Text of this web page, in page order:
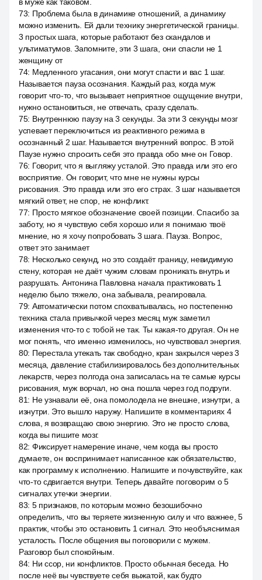
73: Проблема была в динамике отношений, а динамику
можно изменить. Ей дали технику энергетической границы.
3 простых шага, которые работают без скандалов и
ультиматумов. Запомните, эти 3 шага, они спасли не 1
женщину от
74: Медленного угасания, они могут спасти и вас 1 шаг.
Называется пауза осознания. Каждый раз, когда муж
говорит что-то, что вызывает неприятное ощущение внутри,
нужно остановиться, не отвечать, сразу сделать.
75: Внутреннюю паузу на 3 секунды. За эти 3 секунды мозг
успевает переключиться из реактивного режима в
осознанный 2 шаг. Называется внутренний вопрос. В этой
Паузе нужно спросить себя это правда обо мне он Говор.
76: Говорит, что я выгляжу усталой. Это правда или это его
восприятие. Он говорит, что мне не нужны курсы
рисования. Это правда или это его страх. 3 шаг называется
мягкий ответ, не спор, не конфликт.
77: Просто мягкое обозначение своей позиции. Спасибо за
заботу, но я чувствую себя хорошо или я понимаю твоё
мнение, но я хочу попробовать 3 шага. Пауза. Вопрос,
ответ это занимает
78: Несколько секунд, но это создаёт границу, невидимую
стену, которая не даёт чужим словам проникать внутрь и
разрушать. Антонина Павловна начала практиковать 1
неделю было тяжело, она забывала, реагировала.
79: Автоматически потом спохватывалась, но постепенно
техника стала привычкой через месяц муж заметил
изменения что-то с тобой не так. Ты какая-то другая. Он не
мог понять, что именно изменилось, но чувствовал энергия.
80: Перестала утекать так свободно, кран закрылся через 3
месяца, давление стабилизировалось без дополнительных
лекарств, через полгода она записалась на те самые курсы
рисования, муж ворчал, но она пошла через год подруги.
81: Не узнавали её, она помолодела не внешне, изнутри, а
изнутри. Это вышло наружу. Напишите в комментариях 4
слова, я возвращаю свою энергию. Это не просто слова,
когда вы пишите мозг.
82: Фиксирует намерение иначе, чем когда вы просто
думаете, он воспринимает написанное как обязательство,
как программу к исполнению. Напишите и почувствуйте, как
что-то сдвигается внутри. Теперь давайте поговорим о 5
сигналах утечки энергии.
83: 5 признаков, по которым можно безошибочно
определить, что вы теряете жизненную силу и что важнее, 5
практик, чтобы это остановить 1 сигнал. Это необъяснимая
усталость. После общения вы поговорили с мужем.
Разговор был спокойным.
84: Ни ссор, ни конфликтов. Просто обычная беседа. Но
после неё вы чувствуете себя выжатой, как будто